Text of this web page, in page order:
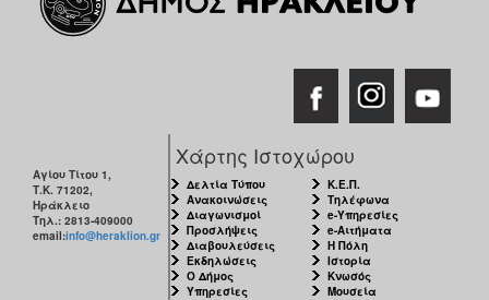
2011
ΤΟΠΟΣ
Αγίου Τίτου 1,
Τ.Κ. 71202,
Ηράκλειο
Τηλ.: 2813-409000
email:info@heraklion.gr
Χάρτης Ιστοχώρου
Δελτία Τύπου
Ανακοινώσεις
Διαγωνισμοί
Προσλήψεις
Διαβουλεύσεις
Εκδηλώσεις
Ο Δήμος
Υπηρεσίες
Κ.Ε.Π.
Τηλέφωνα
e-Υπηρεσίες
e-Αιτήματα
Η Πόλη
Ιστορία
Κνωσός
Μουσεία